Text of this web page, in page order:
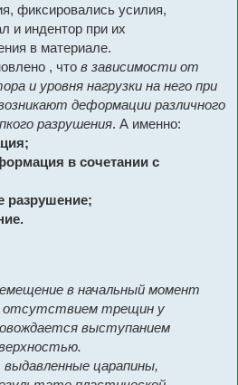
фиксировались усилия,
и индентор при их
в материале.
, что в зависимости от
и уровня нагрузки на него при
деформации различного
разрушения. А именно:
в сочетании с
разрушение;
в начальный момент
отсутствием трещин у
выступанием
царапины,